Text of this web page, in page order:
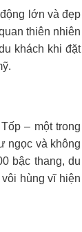
lớn và đẹp
thiên nhiên
khách khi đặt
– một trong
ngọc và không
bậc thang, du
hùng vĩ hiện